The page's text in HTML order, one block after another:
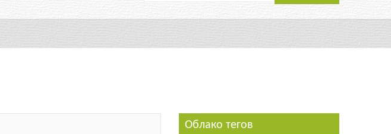
Облако тегов